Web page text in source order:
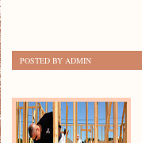
POSTED BY ADMIN